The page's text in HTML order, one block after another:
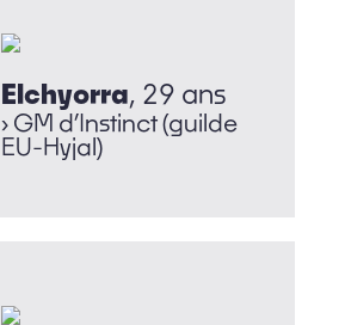
Elchyorra, 29 ans
› ⁠GM d’Instinct (guilde
EU-Hyjal)